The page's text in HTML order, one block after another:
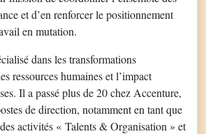
et d’en renforcer le positionnement
en mutation.
dans les transformations
ressources humaines et l’impact
Il a passé plus de 20 chez Accenture,
de direction, notamment en tant que
activités « Talents & Organisation » et